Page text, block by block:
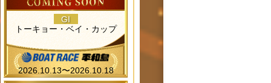
GI
トーキョー・ベイ・カップ
2026.10.13〜2026.10.18